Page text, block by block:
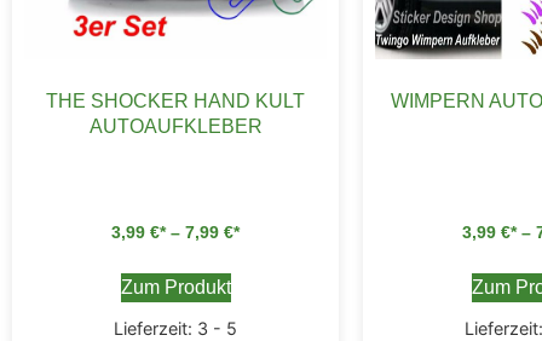
THE SHOCKER HAND KULT
AUTOAUFKLEBER
3,99 € – 7,99 €
Zum Produkt
Lieferzeit: 3 - 5
WIMPERN
3,99 € –
Zum